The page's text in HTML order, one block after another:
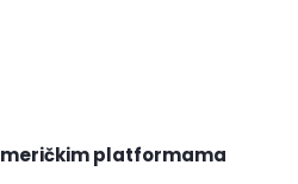
platformama